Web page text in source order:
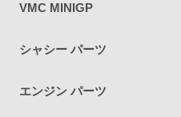
VMC MINIGP
シャシー パーツ
エンジン パーツ